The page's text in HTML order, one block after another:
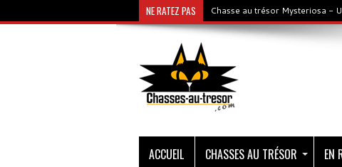
NE RATEZ PAS Chasse au trésor Mysteriosa -
ACCUEIL CHASSES AU TRÉSOR EN